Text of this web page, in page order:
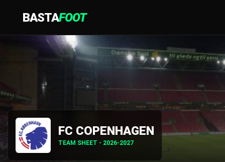
BASTAFOOT
FC COPENHAGEN
TEAM SHEET - 2026-2027